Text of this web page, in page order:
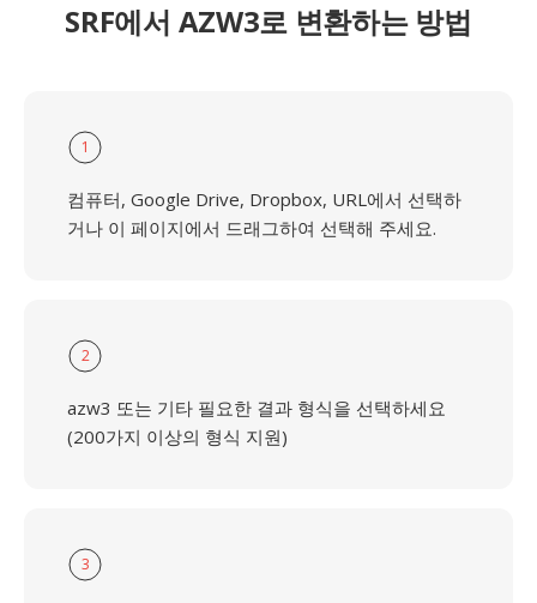
SRF에서 AZW3로 변환하는 방법
1
컴퓨터, Google Drive, Dropbox, URL에서 선택하
거나 이 페이지에서 드래그하여 선택해 주세요.
2
azw3 또는 기타 필요한 결과 형식을 선택하세요
(200가지 이상의 형식 지원)
3